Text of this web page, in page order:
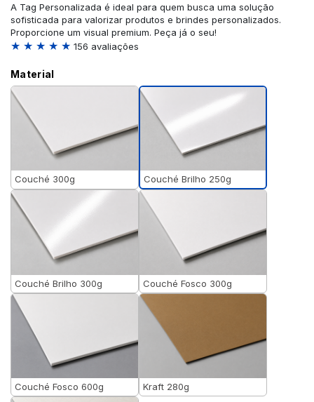
A Tag Personalizada é ideal para quem busca uma solução
sofisticada para valorizar produtos e brindes personalizados.
Proporcione um visual premium. Peça já o seu!
★ ★ ★ ★ ★ 156 avaliações
Material
Couché 300g Couché Brilho 250g
Couché Brilho 300g Couché Fosco 300g
Couché Fosco 600g Kraft 280g